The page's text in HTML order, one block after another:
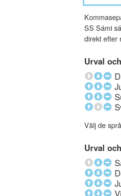
SS Sámi
direkt efter
Urval
Välj de
Urval